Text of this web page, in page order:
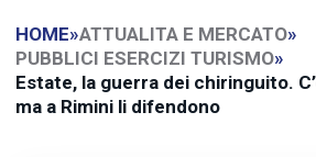
HOME»ATTUALITA E MERCATO»
PUBBLICI ESERCIZI TURISMO»
Estate, la guerra dei chiringuito.
ma a Rimini li difendono